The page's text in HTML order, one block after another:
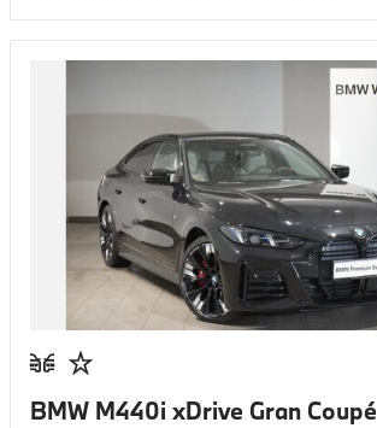
BMW M440i xDrive Gran Coupé